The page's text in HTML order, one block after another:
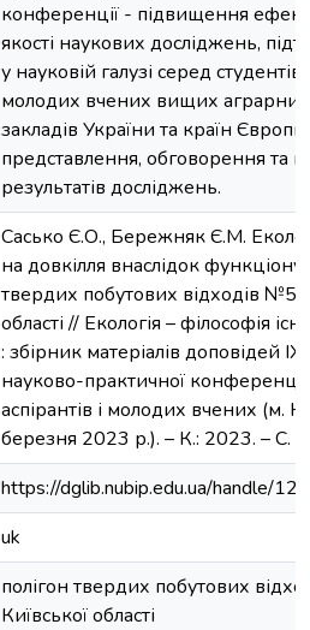
конференції - підвищення
якості наукових досліджень,
у науковій галузі серед студентів,
молодих вчених вищих
закладів України та країн Європи,
представлення, обговорення та
результатів досліджень.
Сасько Є.О., Бережняк Є.М.
на довкілля внаслідок
твердих побутових відходів №5
області // Екологія – філософія
: збірник матеріалів доповідей
науково-практичної конференції
аспірантів і молодих вчених (м.
березня 2023 р.). – К.: 2023. – С.
https://dglib.nubip.edu.ua/handle/
uk
полігон твердих побутових
Київської області